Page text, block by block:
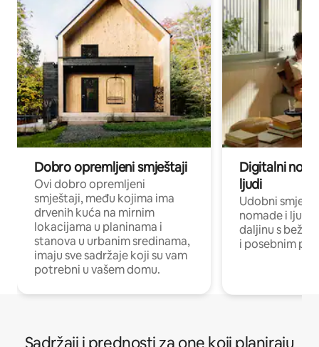
Dobro opremljeni smještaji
Ovi dobro opremljeni
smještaji, među kojima ima
drvenih kuća na mirnim
lokacijama u planinama i
stanova u urbanim sredinama,
imaju sve sadržaje koji su vam
potrebni u vašem domu.
Digitalni
ljudi
Udobni
nomade i ljude
daljinu s
i posebnim